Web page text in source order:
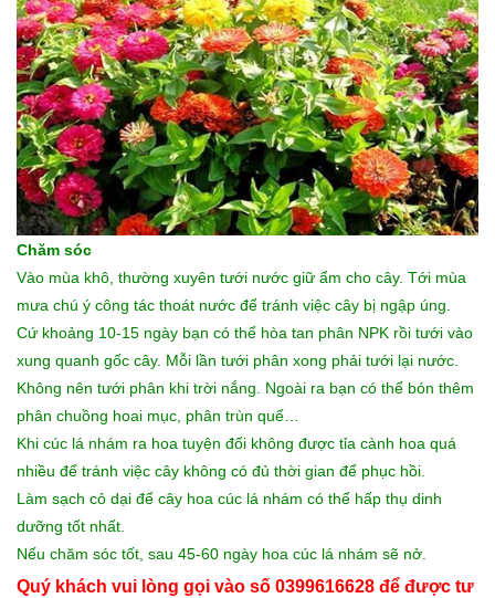
Chăm sóc
Vào mùa khô, thường xuyên tưới nước giữ ẩm cho cây. Tới mùa
mưa chú ý công tác thoát nước để tránh việc cây bị ngập úng.
Cứ khoảng 10-15 ngày bạn có thể hòa tan phân NPK rồi tưới vào
xung quanh gốc cây. Mỗi lần tưới phân xong phải tưới lại nước.
Không nên tưới phân khi trời nắng. Ngoài ra bạn có thể bón thêm
phân chuồng hoai mục, phân trùn quế…
Khi cúc lá nhám ra hoa tuyện đối không được tỉa cành hoa quá
nhiều để tránh việc cây không có đủ thời gian để phục hồi.
Làm sạch cỏ dại để cây hoa cúc lá nhám có thể hấp thụ dinh
dưỡng tốt nhất.
Nếu chăm sóc tốt, sau 45-60 ngày hoa cúc lá nhám sẽ nở.
Quý khách vui lòng gọi vào số 0399616628 để được tư